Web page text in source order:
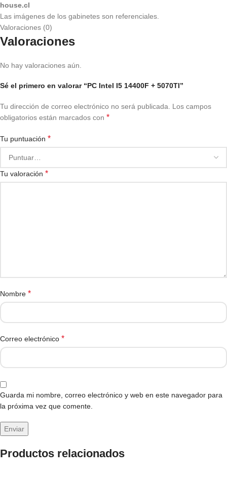
house.cl
Las imágenes de los gabinetes son referenciales.
Valoraciones (0)
Valoraciones
No hay valoraciones aún.
Sé el primero en valorar “PC Intel I5 14400F + 5070TI”
Tu dirección de correo electrónico no será publicada.
Los campos
obligatorios están marcados con *
Tu puntuación *
Tu valoración *
Nombre *
Correo electrónico *
Guarda mi nombre, correo electrónico y web en este navegador para
la próxima vez que comente.
Productos relacionados